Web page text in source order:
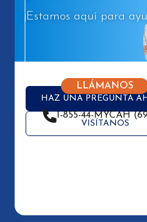
¡Estamos aquí para
HAZ UNA PREGUNTA
VISÍTANOS
LLÁMANOS
1-855-44-MYCAH